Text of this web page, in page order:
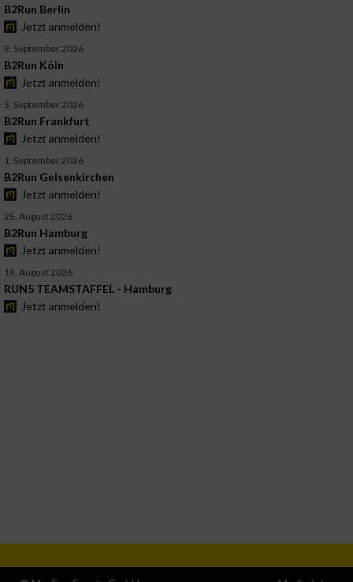
B2Run Berlin
Jetzt anmelden!
9. September 2026
B2Run Köln
Jetzt anmelden!
3. September 2026
B2Run Frankfurt
Jetzt anmelden!
1. September 2026
B2Run Gelsenkirchen
Jetzt anmelden!
25. August 2026
B2Run Hamburg
Jetzt anmelden!
19. August 2026
RUN5 TEAMSTAFFEL - Hamburg
Jetzt anmelden!